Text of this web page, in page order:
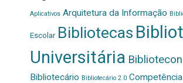
Aplicativos Arquitetura da Informação
Escolar Bibliotecas
Universitária
Bibliotecário Bibliotecário 2.0